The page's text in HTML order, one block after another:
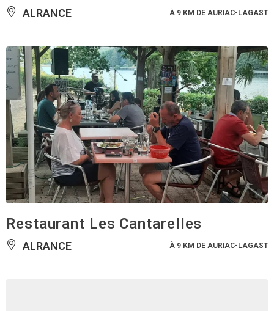
ALRANCE À 9 KM DE AURIAC-LAGAST
Restaurant Les Cantarelles
ALRANCE À 9 KM DE AURIAC-LAGAST